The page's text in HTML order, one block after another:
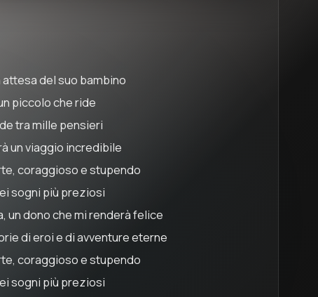
del suo bambino
piccolo che ride
tra mille pensieri
un viaggio incredibile
coraggioso e stupendo
sogni più preziosi
un dono che mi renderà felice
di eroi e di avventure eterne
coraggioso e stupendo
sogni più preziosi